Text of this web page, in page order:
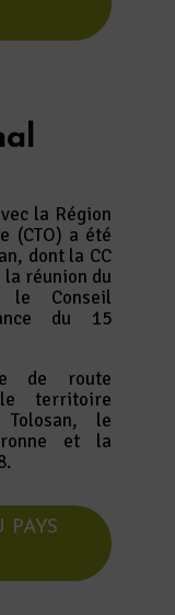
la Région
(CTO) a été
dont la CC
la réunion du
Conseil
du 15
de route
territoire
le
et la